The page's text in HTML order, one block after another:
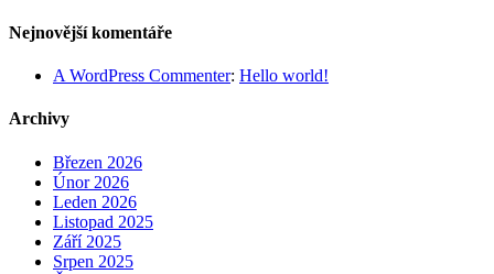
Nejnovější komentáře
A WordPress Commenter: Hello world!
Archivy
Březen 2026
Únor 2026
Leden 2026
Listopad 2025
Září 2025
Srpen 2025